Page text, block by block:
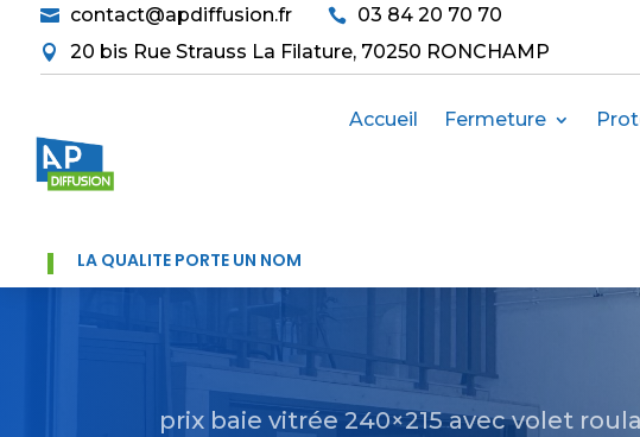
 contact@apdiffusion.fr  03 84 20 70 70
 20 bis Rue Strauss La Filature, 70250 RONCHAMP
Accueil Fermeture
LA QUALITÉ PORTE UN NOM
prix baie vitrée 240×215 avec volet